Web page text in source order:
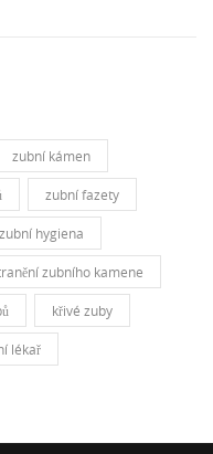
zubní kámen
zubní fazety
zubní hygiena
zubního kamene
křivé zuby
lékař